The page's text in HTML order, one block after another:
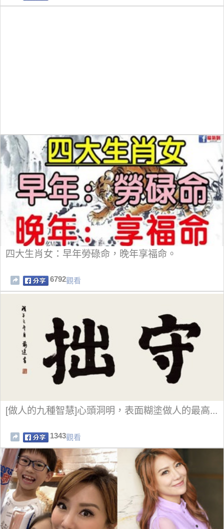
四大生肖女：早年勞碌命，晚年享福命。
6792觀看
[做人的九種智慧]心頭洞明，表面糊塗做人的最高...
1343觀看